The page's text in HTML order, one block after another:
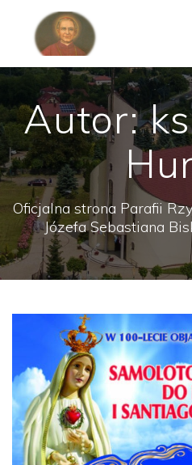
Autor:
Oficjalna strona Parafii
Józefa Sebastiana